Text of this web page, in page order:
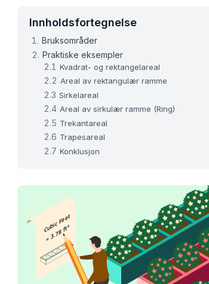
Innholdsfortegnelse
Bruksområder
Praktiske eksempler
Kvadrat- og rektangelareal
Areal av rektangulær ramme
Sirkelareal
Areal av sirkulær ramme (Ring)
Trekantareal
Trapesareal
Konklusjon